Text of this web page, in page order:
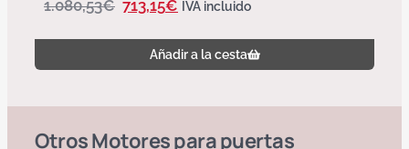
1.080,53€ 713,15€ IVA incluido
Añadir a la cesta
OtrosMotores para puertas